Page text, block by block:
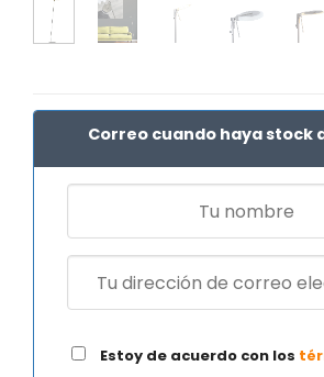
Correo cuando haya stock
Estoy de acuerdo con los